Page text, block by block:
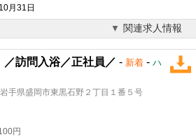
月31日
関連求人情報
訪問入浴／正社員／ - 新着 - ハ
県盛岡市東黒石野２丁目１番５号
円